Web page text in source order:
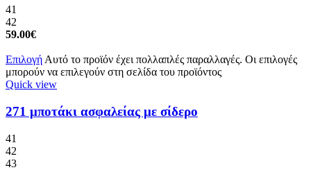
41
42
59.00€
Επιλογή Αυτό το προϊόν έχει πολλαπλές παραλλαγές. Οι επιλογές
μπορούν να επιλεγούν στη σελίδα του προϊόντος
Quick view
271 μποτάκι ασφαλείας με σίδερο
41
42
43